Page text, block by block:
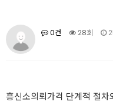
0건 28회
흥신소의뢰가격 단계적 절